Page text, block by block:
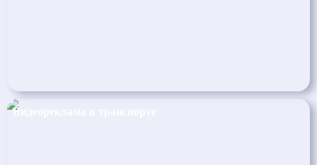
Видеореклама в транспорте